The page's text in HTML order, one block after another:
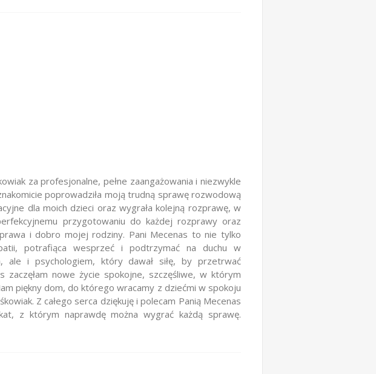
za profesjonalne, pełne zaangażowania i niezwykle
poprowadziła moją trudną sprawę rozwodową
dla moich dzieci oraz wygrała kolejną rozprawę, w
przygotowaniu do każdej rozprawy oraz
i dobro mojej rodziny. Pani Mecenas to nie tylko
potrafiąca wesprzeć i podtrzymać na duchu w
ale i psychologiem, który dawał siłę, by przetrwać
nowe życie spokojne, szczęśliwe, w którym
piękny dom, do którego wracamy z dziećmi w spokoju
Z całego serca dziękuję i polecam Panią Mecenas
z którym naprawdę można wygrać każdą sprawę.